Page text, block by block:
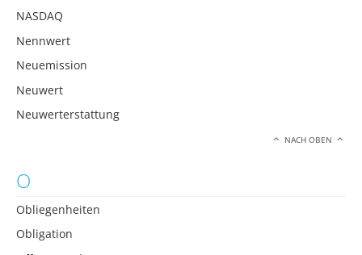
NASDAQ
Nennwert
Neuemission
Neuwert
Neuwerterstattung
NACH OBEN
O
Obliegenheiten
Obligation